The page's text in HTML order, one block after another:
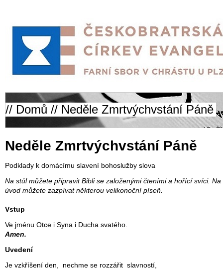
// Domů // Neděle Zmrtvýchvstání Páně
Neděle Zmrtvýchvstání Páně
Podklady k domácímu slavení bohoslužby slova
Na stůl můžete připravit Bibli se založenými čteními a hořící svíci. Na
úvod můžete zazpívat některou velikonoční píseň.
Vstup
Ve jménu Otce i Syna i Ducha svatého.
Amen.
Uvedení
Je vzkříšení den, nechme se rozzářit slavností,